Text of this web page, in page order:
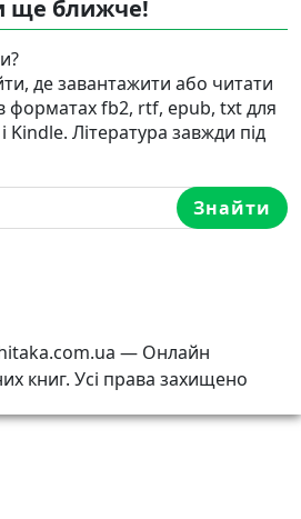
ще ближче!
де завантажити або читати
форматах fb2, rtf, epub, txt для
Kindle. Література завжди під
Знайти
— Онлайн
книг. Усі права захищено